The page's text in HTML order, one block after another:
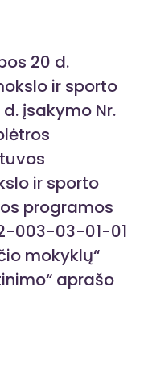
20 d.
ir sporto
įsakymo Nr.
ir sporto
programos
003-03-01-01
mokyklų“
aprašo